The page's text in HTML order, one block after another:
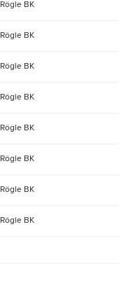
Rögle BK
Rögle BK
Rögle BK
Rögle BK
Rögle BK
Rögle BK
Rögle BK
Rögle BK